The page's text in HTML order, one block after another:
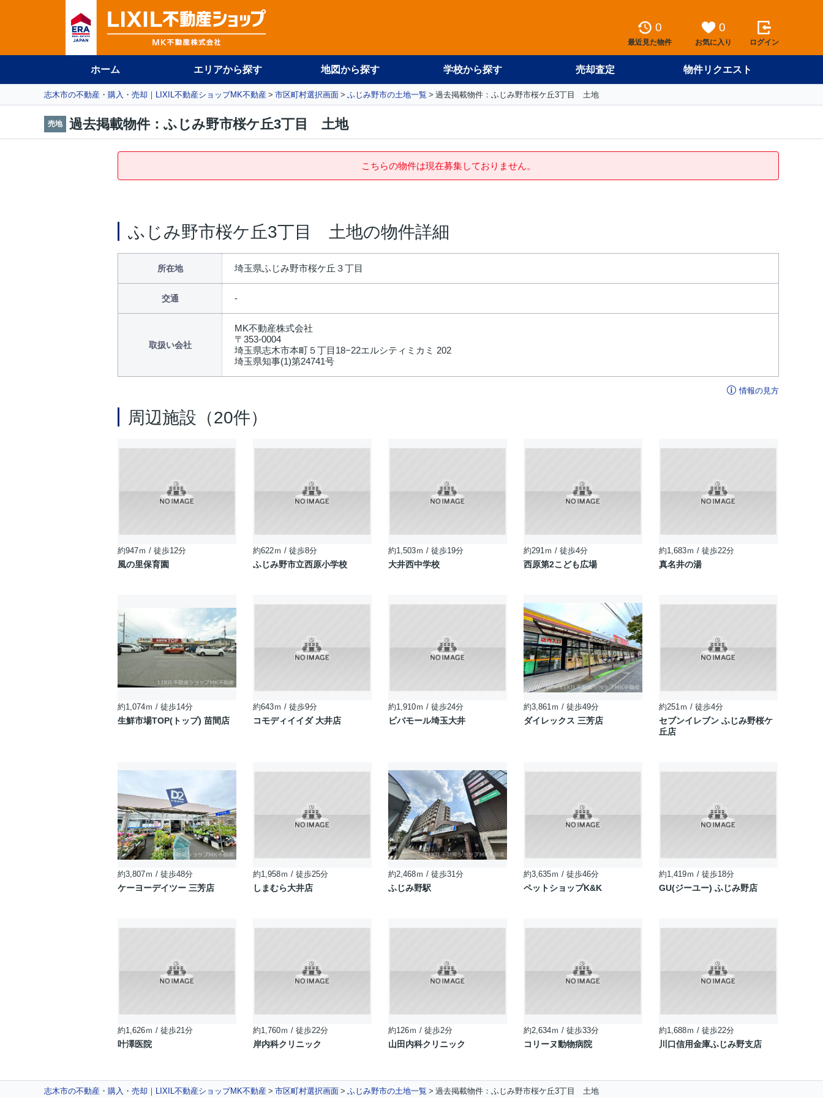
0
最近見た物件
0
お気に入り ログイン
ホーム エリアから探す 地図から探す 学校から探す 売却査定 物件リクエスト
志木市の不動産・購入・売却｜LIXIL不動産ショップMK不動産 市区町村選択画面 ふじみ野市の土地一覧 過去掲載物件：ふじみ野市桜ケ丘3丁目 土地
売地 過去掲載物件：ふじみ野市桜ケ丘3丁目 土地
こちらの物件は現在募集しておりません。
ふじみ野市桜ケ丘3丁目 土地の物件詳細
所在地 埼玉県ふじみ野市桜ケ丘３丁目
交通
取扱い会社
MK不動産株式会社
〒353-0004
埼玉県志木市本町５丁目18−22エルシティミカミ 202
埼玉県知事(1)第24741号
情報の見方
周辺施設（20件）
約947ｍ / 徒歩12分
風の里保育園
約622ｍ / 徒歩8分
ふじみ野市立西原小学校
約1,503ｍ / 徒歩19分
大井西中学校
約291ｍ / 徒歩4分
西原第2こども広場
約1,683ｍ / 徒歩22分
真名井の湯
約1,074ｍ / 徒歩14分
生鮮市場TOP(トップ) 苗間店
約643ｍ / 徒歩9分
コモディイイダ 大井店
約1,910ｍ / 徒歩24分
ビバモール埼玉大井
約3,861ｍ / 徒歩49分
ダイレックス 三芳店
約251ｍ / 徒歩4分
セブンイレブン ふじみ野桜ケ
丘店
約3,807ｍ / 徒歩48分
ケーヨーデイツー 三芳店
約1,958ｍ / 徒歩25分
しまむら大井店
約2,468ｍ / 徒歩31分
ふじみ野駅
約3,635ｍ / 徒歩46分
ペットショップK&K
約1,419ｍ / 徒歩18分
GU(ジーユー) ふじみ野店
約1,626ｍ / 徒歩21分
叶澤医院
約1,760ｍ / 徒歩22分
岸内科クリニック
約126ｍ / 徒歩2分
山田内科クリニック
約2,634ｍ / 徒歩33分
コリーヌ動物病院
約1,688ｍ / 徒歩22分
川口信用金庫ふじみ野支店
志木市の不動産・購入・売却｜LIXIL不動産ショップMK不動産 市区町村選択画面 ふじみ野市の土地一覧 過去掲載物件：ふじみ野市桜ケ丘3丁目 土地